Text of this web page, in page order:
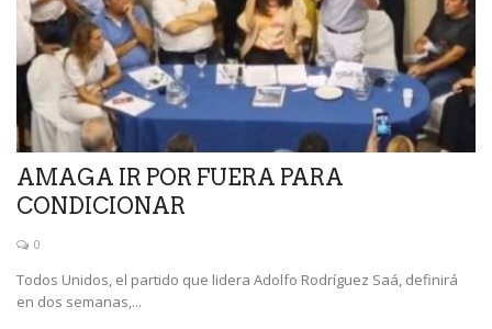
AMAGA IR POR FUERA PARA
CONDICIONAR
0
Todos Unidos, el partido que lidera Adolfo Rodríguez Saá, definirá
en dos semanas,...